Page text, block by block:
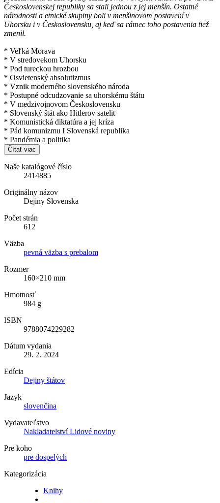
Československej republiky sa stali jednou z jej menšín. Ostatné
národnosti a etnické skupiny boli v menšinovom postavení v
Uhorsku i v Československu, aj keď sa rámec toho postavenia tiež
zmenil.
* Veľká Morava
* V stredovekom Uhorsku
* Pod tureckou hrozbou
* Osvietenský absolutizmus
* Vznik moderného slovenského národa
* Postupné odcudzovanie sa uhorskému štátu
* V medzivojnovom Československu
* Slovenský štát ako Hitlerov satelit
* Komunistická diktatúra a jej kríza
* Pád komunizmu I Slovenská republika
* Pandémia a politika
Čítať viac
Naše katalógové číslo
2414885
Originálny názov
Dejiny Slovenska
Počet strán
612
Väzba
pevná väzba s prebalom
Rozmer
160×210 mm
Hmotnosť
984 g
ISBN
9788074229282
Dátum vydania
29. 2. 2024
Edícia
Dejiny štátov
Jazyk
slovenčina
Vydavateľstvo
Nakladatelství Lidové noviny
Pre koho
pre dospelých
Kategorizácia
Knihy